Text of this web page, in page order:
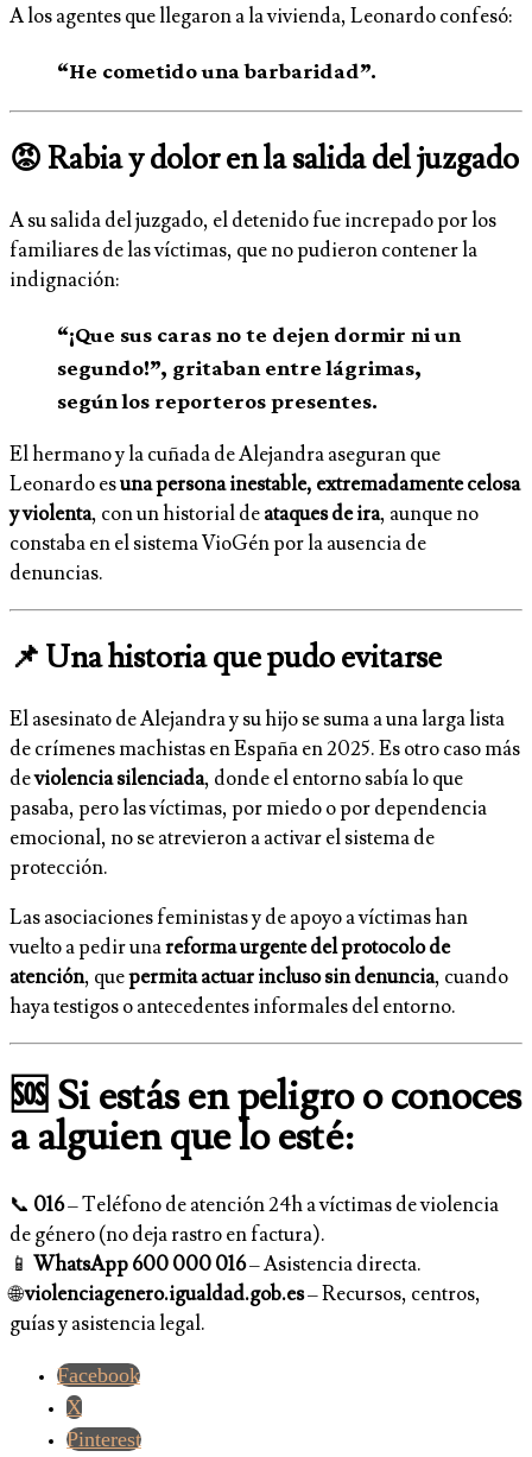
A los agentes que llegaron a la vivienda, Leonardo confesó:
“He cometido una barbaridad”.
😡 Rabia y dolor en la salida del juzgado
A su salida del juzgado, el detenido fue increpado por los
familiares de las víctimas, que no pudieron contener la
indignación:
“¡Que sus caras no te dejen dormir ni un
segundo!”, gritaban entre lágrimas,
según los reporteros presentes.
El hermano y la cuñada de Alejandra aseguran que
Leonardo esuna persona inestable, extremadamente celosa
y violenta, con un historial deataques de ira, aunque no
constaba en el sistema VioGén por la ausencia de
denuncias.
📌 Una historia que pudo evitarse
El asesinato de Alejandra y su hijo se suma a una larga lista
de crímenes machistas en España en 2025. Es otro caso más
deviolencia silenciada, donde el entorno sabía lo que
pasaba, pero las víctimas, por miedo o por dependencia
emocional, no se atrevieron a activar el sistema de
protección.
Las asociaciones feministas y de apoyo a víctimas han
vuelto a pedir unareforma urgente del protocolo de
atención, quepermita actuar incluso sin denuncia, cuando
haya testigos o antecedentes informales del entorno.
🆘 Si estás en peligro o conoces
a alguien que lo esté:
📞 016– Teléfono de atención 24h a víctimas de violencia
de género (no deja rastro en factura).
📱 WhatsApp 600 000 016– Asistencia directa.
🌐violenciagenero.igualdad.gob.es– Recursos, centros,
guías y asistencia legal.
Facebook
X
Pinterest